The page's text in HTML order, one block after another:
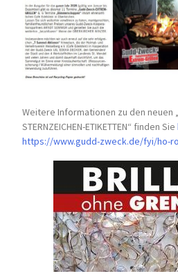
Weitere Informationen zu den neuen
STERNZEICHEN-ETIKETTEN“ finden Sie
https://www.gudd-zweck.de/fyi/ho-